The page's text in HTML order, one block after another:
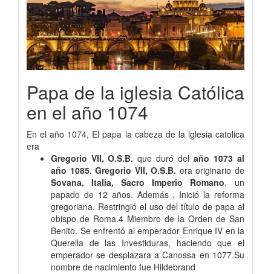
Papa de la iglesia Católica
en el año 1074
En el año 1074, El papa la cabeza de la iglesia catolica
era
Gregorio VII, O.S.B. que duró del año 1073 al
año 1085. Gregorio VII, O.S.B. era originario de
Sovana, Italia, Sacro Imperio Romano, un
papado de 12 años. Además . Inició la reforma
gregoriana. Restringió el uso del título de papa al
obispo de Roma.4​ Miembro de la Orden de San
Benito. Se enfrentó al emperador Enrique IV en la
Querella de las Investiduras, haciendo que el
emperador se desplazara a Canossa en 1077.Su
nombre de nacimiento fue Hildebrand